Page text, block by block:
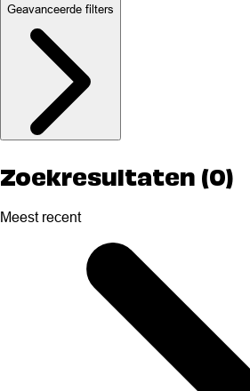
Geavanceerde filters
Zoekresultaten (0)
Meest recent